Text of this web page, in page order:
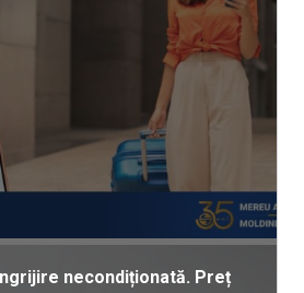
necondiționată. Preț